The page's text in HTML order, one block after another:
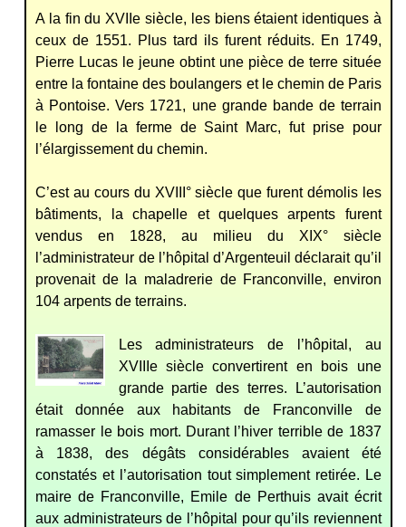
A la fin du XVIIe siècle, les biens étaient identiques à
ceux de 1551. Plus tard ils furent réduits. En 1749,
Pierre Lucas le jeune obtint une pièce de terre située
entre la fontaine des boulangers et le chemin de Paris
à Pontoise. Vers 1721, une grande bande de terrain
le long de la ferme de Saint Marc, fut prise pour
l’élargissement du chemin.
C’est au cours du XVIII° siècle que furent démolis les
bâtiments, la chapelle et quelques arpents furent
vendus en 1828, au milieu du XIX° siècle
l’administrateur de l’hôpital d’Argenteuil déclarait qu’il
provenait de la maladrerie de Franconville, environ
104 arpents de terrains.
Les administrateurs de l’hôpital, au
XVIIIe siècle convertirent en bois une
grande partie des terres. L’autorisation
était donnée aux habitants de Franconville de
ramasser le bois mort. Durant l’hiver terrible de 1837
à 1838, des dégâts considérables avaient été
constatés et l’autorisation tout simplement retirée. Le
maire de Franconville, Emile de Perthuis avait écrit
aux administrateurs de l’hôpital pour qu’ils reviennent